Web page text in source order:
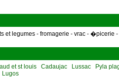
et legumes - fromagerie - vrac - �picerie
et st louis Cadaujac Lussac
Pyla
Lugos